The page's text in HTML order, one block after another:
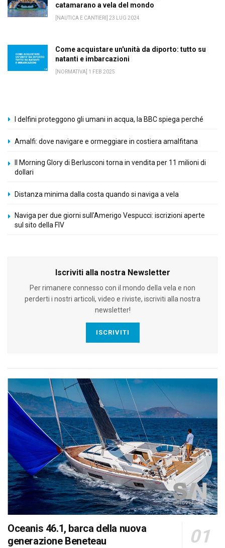
catamarano a vela del mondo
[NAUTICA E CANTIERI] 23 LUG 2024
Come acquistare un'unità da diporto: tutto su
natanti e imbarcazioni
[NORMATIVA] 1 FEB 2025
I delfini proteggono gli umani in acqua, la BBC spiega perché
Amalfi: dove navigare e ormeggiare in costiera amalfitana
Il Morning Glory di Berlusconi torna in vendita per 11 milioni di
dollari
Distanza minima dalla costa quando si naviga a vela
Naviga per due giorni sull'Amerigo Vespucci: iscrizioni aperte
sul sito della FIV
Iscriviti alla nostra Newsletter
Per rimanere connesso con il mondo della vela e non
perderti i nostri articoli, video e riviste, iscriviti alla nostra
newsletter!
ISCRIVITI
Oceanis 46.1, barca della nuova
generazione Beneteau